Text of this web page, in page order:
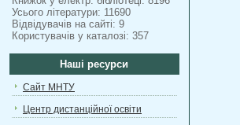
Усього літератури: 11690
Відвідувачів на сайті: 9
Користувачів у каталозі: 357
Наші ресурси
Сайт МНТУ
Центр дистанційної освіти